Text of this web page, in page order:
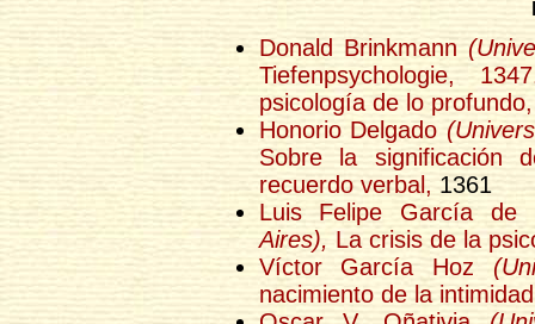
Donald Brinkmann
Tiefenpsychologie,
psicología de lo profundo,
Honorio Delgado
Sobre la significación
recuerdo verbal, 1361
Luis Felipe García
Aires), La crisis de la
Víctor García Hoz
nacimiento de la